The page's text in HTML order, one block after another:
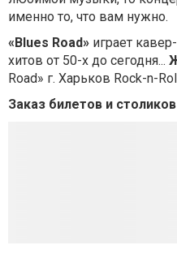
именно то, что вам нужно.
«Blues Road» играет
хитов от 50-х до сегодня...
Road» г. Харьков Rock-n-
Заказ билетов и столиков